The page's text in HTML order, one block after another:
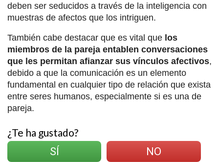
deben ser seducidos a través de la inteligencia con
muestras de afectos que los intriguen.
También cabe destacar que es vital que los
miembros de la pareja entablen conversaciones
que les permitan afianzar sus vínculos afectivos,
debido a que la comunicación es un elemento
fundamental en cualquier tipo de relación que exista
entre seres humanos, especialmente si es una de
pareja.
¿Te ha gustado?
SÍ
NO